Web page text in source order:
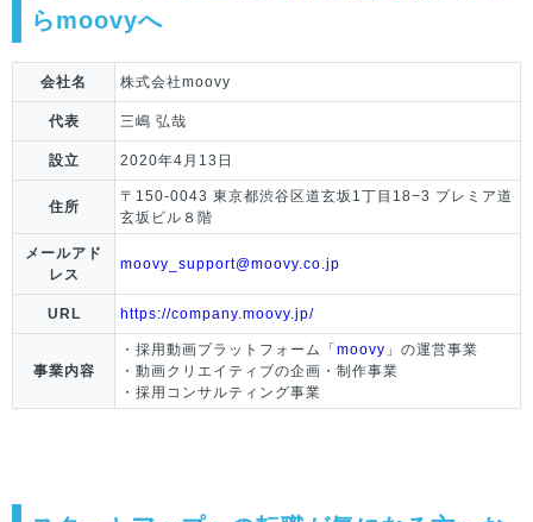
らmoovyへ
会社名 株式会社moovy
代表 三嶋 弘哉
設立 2020年4月13日
住所
〒150-0043 東京都渋谷区道玄坂1丁目18−3 プレミア道
玄坂ビル８階
メールアド
レス
moovy_support@moovy.co.jp
URL https://company.moovy.jp/
事業内容
・採用動画プラットフォーム「 moovy 」の運営事業
・動画クリエイティブの企画・制作事業
・採用コンサルティング事業